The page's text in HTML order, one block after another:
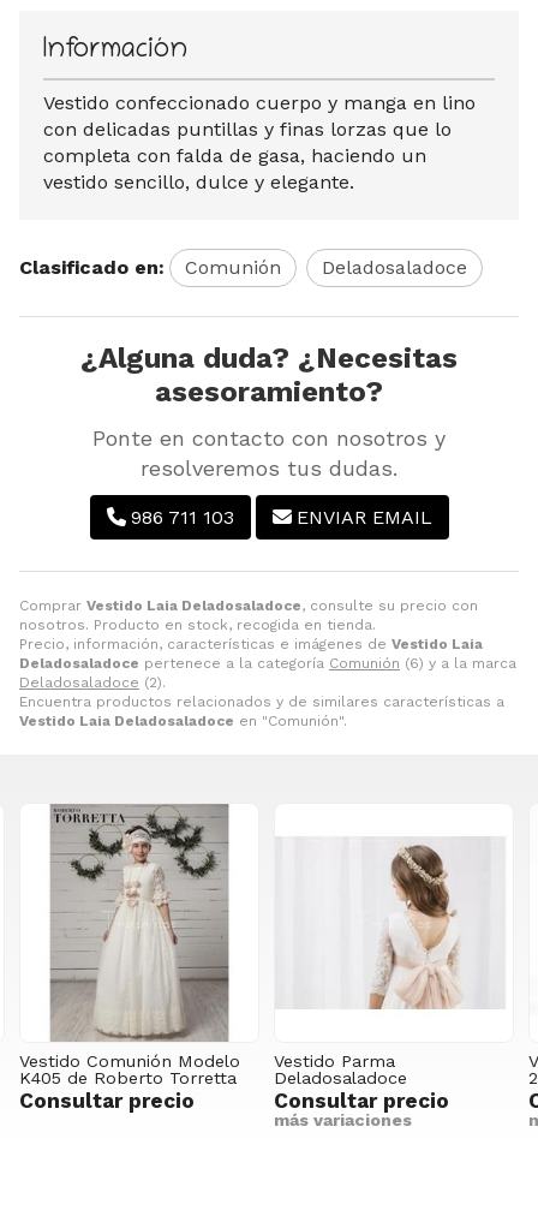
Comprar Vestido Laia Deladosaladoce, consulte su precio con
nosotros. Producto en stock, recogida en tienda.
Precio, información, características e imágenes de Vestido Laia
Deladosaladoce pertenece a la categoría Comunión (6) y a la marca
Deladosaladoce (2).
Encuentra productos relacionados y de similares características a
Vestido Laia Deladosaladoce en "Comunión".
Información
Vestido confeccionado cuerpo y manga en lino
con delicadas puntillas y finas lorzas que lo
completa con falda de gasa, haciendo un
vestido sencillo, dulce y elegante.
Clasificado en: Comunión Deladosaladoce
¿Alguna duda? ¿Necesitas
asesoramiento?
Ponte en contacto con nosotros y
resolveremos tus dudas.
986 711 103 ENVIAR EMAIL
Vestido Comunión Modelo
K405 de Roberto Torretta
Consultar precio
Vestido Parma
Deladosaladoce
Consultar precio
más variaciones